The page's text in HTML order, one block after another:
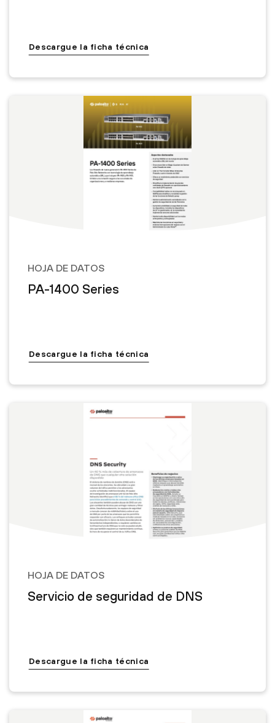
Descargue la ficha técnica
HOJA DE DATOS
PA-1400 Series
Descargue la ficha técnica
HOJA DE DATOS
Servicio de seguridad de DNS
Descargue la ficha técnica